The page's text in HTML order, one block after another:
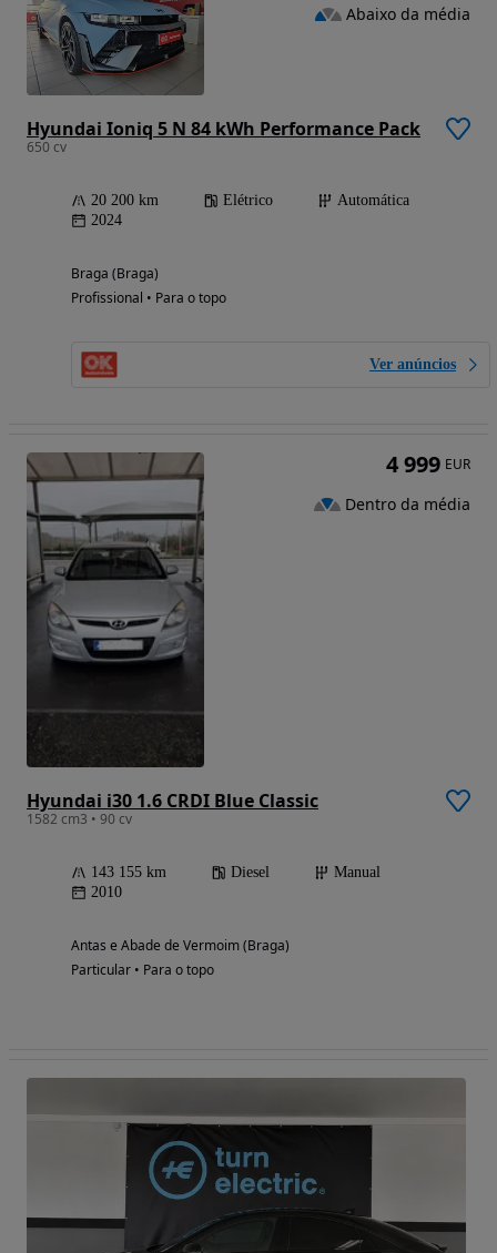
Hyundai Ioniq 5 N 84 kWh Performance Pack
650 cv
20 200 km Elétrico
Automática
2024
Braga (Braga)
Profissional • Para o topo
Ver anúncios
Abaixo da média
Hyundai i30 1.6 CRDI Blue Classic
1582 cm3 • 90 cv
143 155 km Diesel
Manual
2010
Antas e Abade de Vermoim (Braga)
Particular • Para o topo
4 999 EUR
Dentro da média